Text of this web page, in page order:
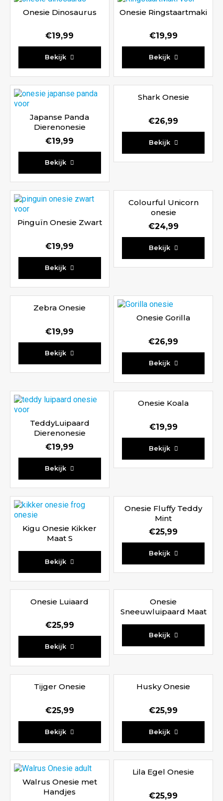
Onesie Dinosaurus
€19,99
Bekijk
Onesie Ringstaartmaki
€19,99
Bekijk
Japanse Panda
Dierenonesie
€19,99
Bekijk
Shark Onesie
€26,99
Bekijk
Pinguïn Onesie Zwart
€19,99
Bekijk
Colourful Unicorn
onesie
€24,99
Bekijk
Zebra Onesie
€19,99
Bekijk
Onesie Gorilla
€26,99
Bekijk
TeddyLuipaard
Dierenonesie
€19,99
Bekijk
Onesie Koala
€19,99
Bekijk
Kigu Onesie Kikker
Maat S
Bekijk
Onesie Fluffy Teddy
Mint
€25,99
Bekijk
Onesie Luiaard
€25,99
Bekijk
Onesie
Sneeuwluipaard Maat
Bekijk
Tijger Onesie
€25,99
Bekijk
Husky Onesie
€25,99
Bekijk
Walrus Onesie met
Handjes
Lila Egel Onesie
€25,99